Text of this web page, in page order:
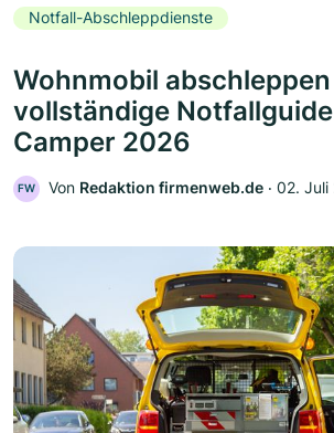
Notfall-Abschleppdienste
Wohnmobil
vollständige
Camper 2026
FW Von Redaktion firmenweb.de ‧ 02. Juli